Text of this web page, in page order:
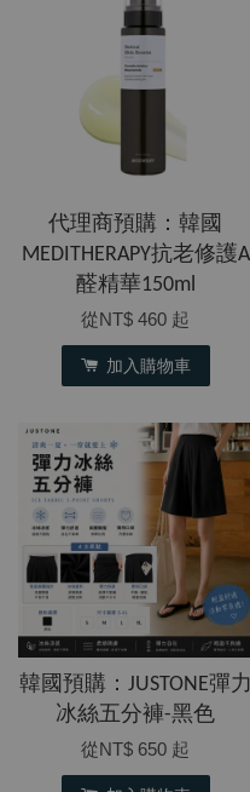
代理商預購：韓國
MEDITHERAPY抗老修護A
醛精華150ml
從NT$ 460 起
加入購物車
韓國預購：JUSTONE彈力
冰絲五分褲-黑色
從NT$ 650 起